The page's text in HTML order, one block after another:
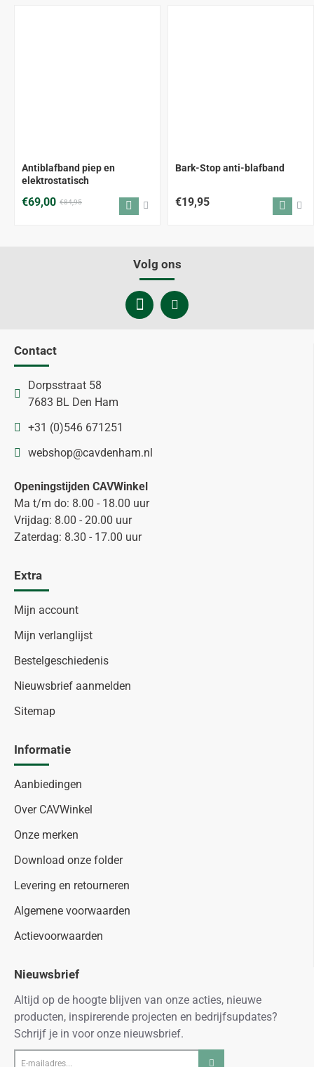
Antiblafband piep en
elektrostatisch
€69,00 €84,95
Bark-Stop anti-blafband
€19,95
Volg ons
Contact
Dorpsstraat 58
7683 BL Den Ham
+31 (0)546 671251
webshop@cavdenham.nl
Openingstijden CAVWinkel
Ma t/m do: 8.00 - 18.00 uur
Vrijdag: 8.00 - 20.00 uur
Zaterdag: 8.30 - 17.00 uur
Extra
Mijn account
Mijn verlanglijst
Bestelgeschiedenis
Nieuwsbrief aanmelden
Sitemap
Informatie
Aanbiedingen
Over CAVWinkel
Onze merken
Download onze folder
Levering en retourneren
Algemene voorwaarden
Actievoorwaarden
Nieuwsbrief
Altijd op de hoogte blijven van onze acties, nieuwe
producten, inspirerende projecten en bedrijfsupdates?
Schrijf je in voor onze nieuwsbrief.